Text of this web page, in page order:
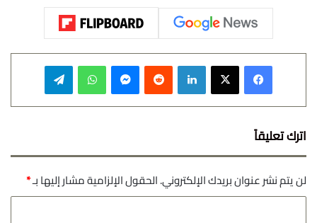
فيسبوك ‫X لينكدإن واتساب
اترك تعليقاً
لن يتم نشر عنوان بريدك الإلكتروني.الحقول الإلزامية مشار إليها بـ*